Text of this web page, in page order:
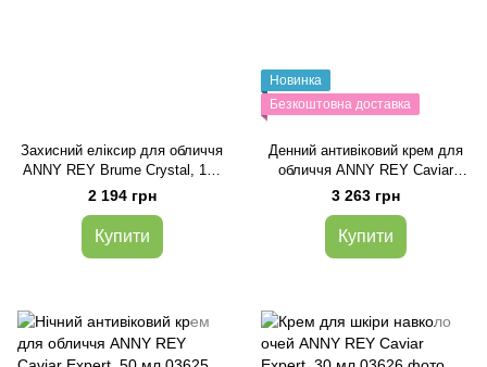
Захисний еліксир для обличчя
ANNY REY Brume Crystal, 100
мл
2 194 грн
Купити
Новинка
Безкоштовна доставка
Денний антивіковий крем для
обличчя ANNY REY Caviar
Expert, 50 мл
3 263 грн
Купити